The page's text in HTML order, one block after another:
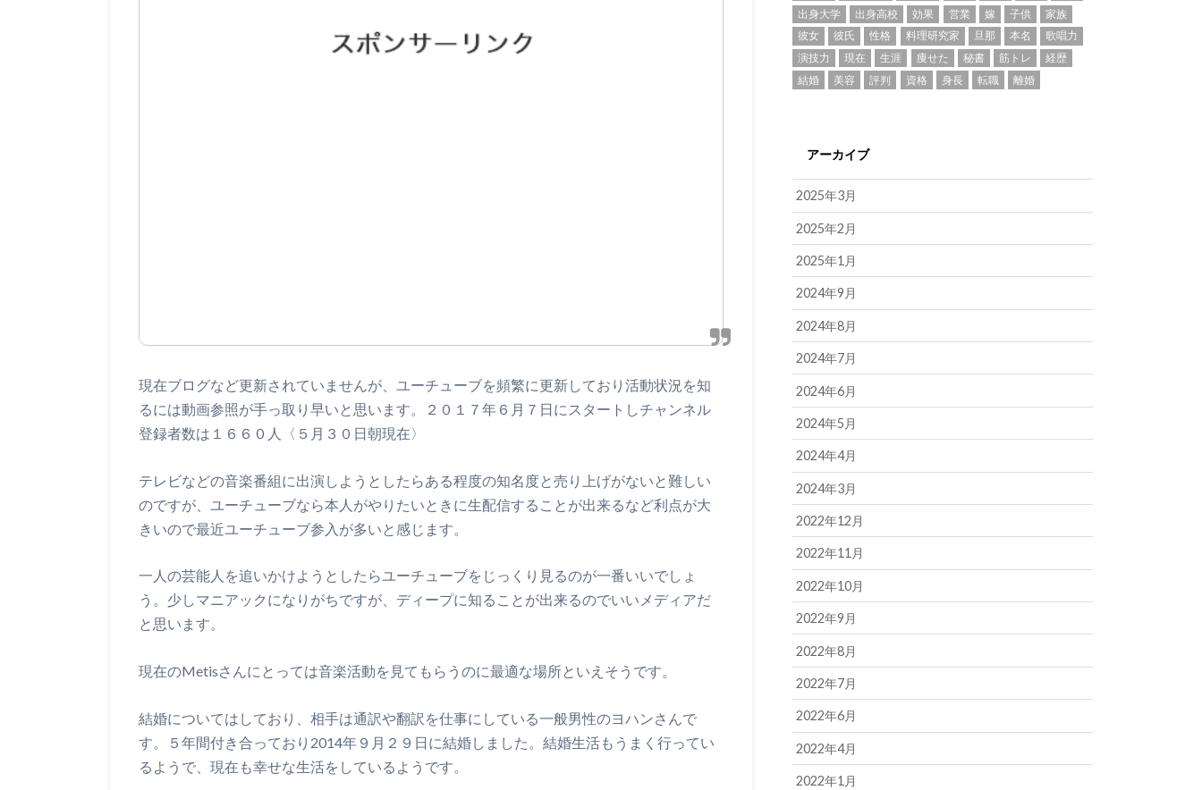
現在ブログなど更新されていませんが、ユーチューブを頻繁に更新しており活動状況を知
るには動画参照が手っ取り早いと思います。２０１７年６月７日にスタートしチャンネル
登録者数は１６６０人〈５月３０日朝現在〉
テレビなどの音楽番組に出演しようとしたらある程度の知名度と売り上げがないと難しい
のですが、ユーチューブなら本人がやりたいときに生配信することが出来るなど利点が大
きいので最近ユーチューブ参入が多いと感じます。
一人の芸能人を追いかけようとしたらユーチューブをじっくり見るのが一番いいでしょ
う。少しマニアックになりがちですが、ディープに知ることが出来るのでいいメディアだ
と思います。
現在のMetisさんにとっては音楽活動を見てもらうのに最適な場所といえそうです。
結婚についてはしており、相手は通訳や翻訳を仕事にしている一般男性のヨハンさんで
す。５年間付き合っており2014年９月２９日に結婚しました。結婚生活もうまく行ってい
るようで、現在も幸せな生活をしているようです。
出身大学
出身高校 効果 営業 嫁 子供
家族
彼女
彼氏 性格 料理研究家 旦那 本名
歌唱力
演技力
現在 生涯 痩せた 秘書 筋トレ
経歴
結婚
美容 評判 資格 身長 転職 離婚
アーカイブ
2025年3月
2025年2月
2025年1月
2024年9月
2024年8月
2024年7月
2024年6月
2024年5月
2024年4月
2024年3月
2022年12月
2022年11月
2022年10月
2022年9月
2022年8月
2022年7月
2022年6月
2022年4月
2022年1月